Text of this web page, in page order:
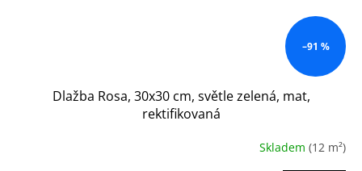
–91 %
Dlažba Rosa, 30x30 cm, světle zelená, mat,
rektifikovaná
Skladem (12 m²)